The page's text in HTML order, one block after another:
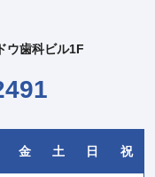
ウ歯科ビル1F
金 土 日 祝